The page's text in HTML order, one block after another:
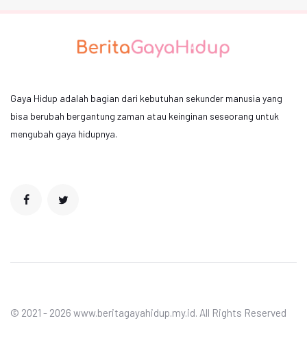
Gaya Hidup adalah bagian dari kebutuhan sekunder manusia yang
bisa berubah bergantung zaman atau keinginan seseorang untuk
mengubah gaya hidupnya.
© 2021 - 2026 www.beritagayahidup.my.id. All Rights Reserved